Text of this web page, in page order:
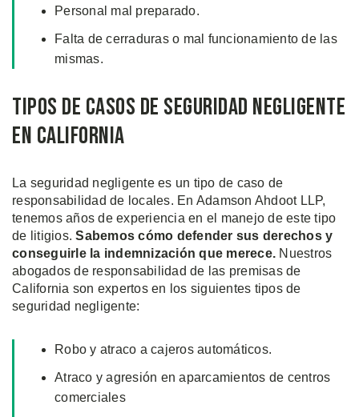
Personal mal preparado.
Falta de cerraduras o mal funcionamiento de las
mismas.
Tipos de Casos de Seguridad Negligente
en California
La seguridad negligente es un tipo de caso de
responsabilidad de locales. En Adamson Ahdoot LLP,
tenemos años de experiencia en el manejo de este tipo
de litigios.Sabemos cómo defender sus derechos y
conseguirle la indemnización que merece. Nuestros
abogados de responsabilidad de las premisas de
California son expertos en los siguientes tipos de
seguridad negligente:
Robo y atraco a cajeros automáticos.
Atraco y agresión en aparcamientos de centros
comerciales